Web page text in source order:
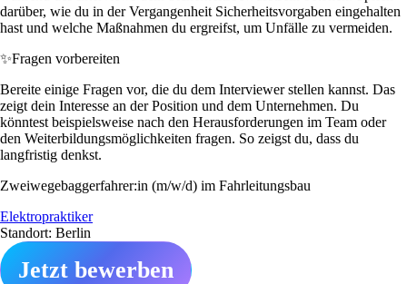
darüber, wie du in der Vergangenheit Sicherheitsvorgaben eingehalten
hast und welche Maßnahmen du ergreifst, um Unfälle zu vermeiden.
✨Fragen vorbereiten
Bereite einige Fragen vor, die du dem Interviewer stellen kannst. Das
zeigt dein Interesse an der Position und dem Unternehmen. Du
könntest beispielsweise nach den Herausforderungen im Team oder
den Weiterbildungsmöglichkeiten fragen. So zeigst du, dass du
langfristig denkst.
Zweiwegebaggerfahrer:in (m/w/d) im Fahrleitungsbau
Elektropraktiker
Standort: Berlin
Jetzt bewerben